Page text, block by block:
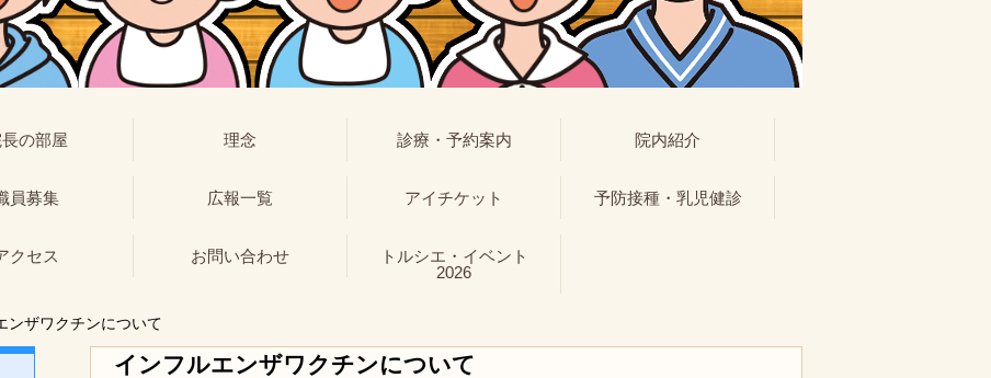
の部屋 理念 診療・予約案内 院内紹介
員募集 広報一覧 アイチケット 予防接種・乳児健診
クセス お問い合わせ
トルシエ・イベント
2026
ザワクチンについて
インフルエンザワクチンについて